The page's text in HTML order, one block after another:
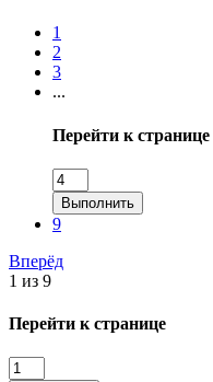
1
2
3
...
Перейти к странице
Выполнить
9
Вперёд
1 из 9
Перейти к странице